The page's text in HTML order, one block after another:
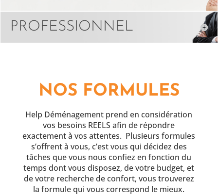
PROFESSIONNEL
NOS FORMULES
Help Déménagement prend en considération
vos besoins REELS afin de répondre
exactement à vos attentes. Plusieurs formules
s’offrent à vous, c’est vous qui décidez des
tâches que vous nous confiez en fonction du
temps dont vous disposez, de votre budget, et
de votre recherche de confort, vous trouverez
la formule qui vous correspond le mieux.